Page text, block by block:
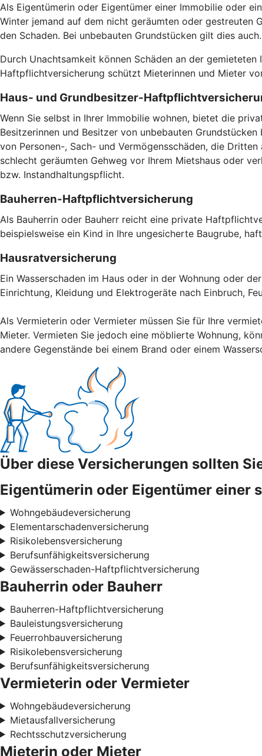
Als Eigentümerin oder Eigentümer einer Immobilie oder
Winter jemand auf dem nicht geräumten oder gestreuten
den Schaden. Bei unbebauten Grundstücken gilt dies auch.
Durch Unachtsamkeit können Schäden an der
Haftpflichtversicherung schützt Mieterinnen und Mieter
Haus- und Grundbesitzer-
Wenn Sie selbst in Ihrer Immobilie wohnen, bietet die
Besitzerinnen und Besitzer von unbebauten
von Personen-, Sach- und Vermögensschäden, die
schlecht geräumten Gehweg vor Ihrem Mietshaus oder
bzw. Instandhaltungspflicht.
Bauherren-Haftpflichtversicherung
Als Bauherrin oder Bauherr reicht eine private
beispielsweise ein Kind in Ihre ungesicherte Baugrube,
Hausratversicherung
Ein Wasserschaden im Haus oder in der Wohnung oder
Einrichtung, Kleidung und Elektrogeräte nach Einbruch,
Als Vermieterin oder Vermieter müssen Sie für Ihre
Mieter. Vermieten Sie jedoch eine möblierte Wohnung,
andere Gegenstände bei einem Brand oder einem
Über diese Versicherungen sollten
Eigentümerin oder Eigentümer einer
Wohngebäudeversicherung
Elementarschadenversicherung
Risikolebensversicherung
Berufsunfähigkeitsversicherung
Gewässerschaden-Haftpflichtversicherung
Bauherrin oder Bauherr
Bauherren-Haftpflichtversicherung
Bauleistungsversicherung
Feuerrohbauversicherung
Risikolebensversicherung
Berufsunfähigkeitsversicherung
Vermieterin oder Vermieter
Wohngebäudeversicherung
Mietausfallversicherung
Rechtsschutzversicherung
Mieterin oder Mieter